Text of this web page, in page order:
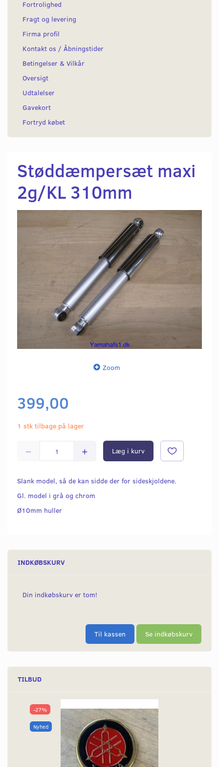
Fortrolighed
Fragt og levering
Firma profil
Kontakt os / Åbningstider
Betingelser & Vilkår
Oversigt
Udtalelser
Gavekort
Fortryd købet
Støddæmpersæt maxi
2g/KL 310mm
Zoom
399,00
1 stk tilbage på lager
Læg i kurv
Slank model, så de kan sidde der for sideskjoldene.
Gl. model i grå og chrom
Ø10mm huller
INDKØBSKURV
Din indkøbskurv er tom!
Til kassen Se indkøbskurv
TILBUD
-27%
Nyhed